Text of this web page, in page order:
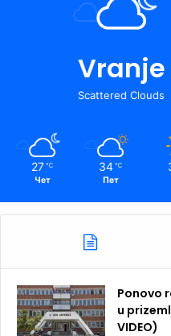
Vranje
Scattered Clouds
27 ℃
Чет
34 ℃
Пет
Ponovo
u
VIDEO)